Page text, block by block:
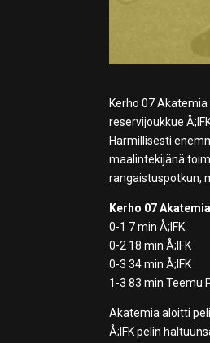
Kerho 07
reservijoukkue
Harmillisesti
maalintekijänä
rangaistuspotkun,
Kerho 07
0-1 7 min Å;IFK
0-2 18 min Å;IFK
0-3 34 min Å;IFK
1-3 83 min Teemu
Akatemia aloitti
Å;IFK pelin